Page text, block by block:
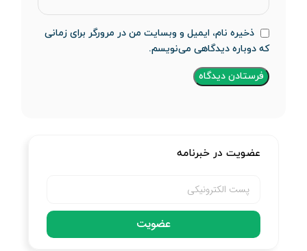
ذخیره نام، ایمیل و وبسایت من در مرورگر برای زمانی
که دوباره دیدگاهی می‌نویسم.
عضویت در خبرنامه
عضویت